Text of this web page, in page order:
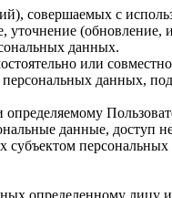
совершаемых с
(обновление,
данных.
или
данных,
данные, доступ
определенному лицу